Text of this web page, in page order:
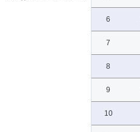
6
7
8
9
10